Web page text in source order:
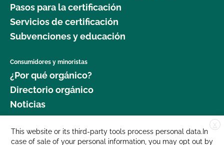
Pasos para la certificación
Servicios de certificación
Subvenciones y educación
Consumidores y minoristas
¿Por qué orgánico?
Directorio orgánico
Noticias
Donar
X
This website or its third-party tools process personal data.In
case of sale of your personal information, you may opt out by